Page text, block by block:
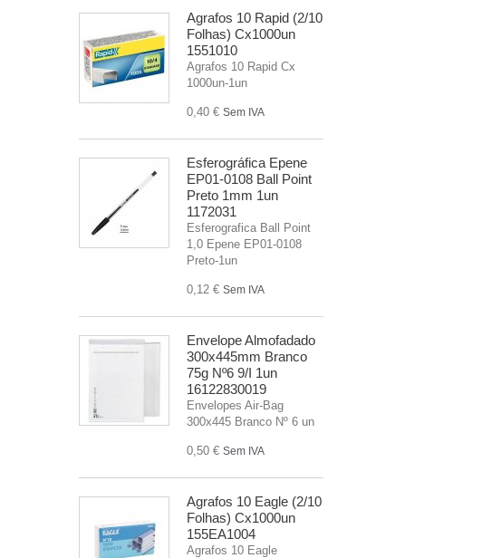
Agrafos 10 Rapid (2/10
Folhas) Cx1000un
1551010
Agrafos 10 Rapid Cx
1000un-1un
0,40 € Sem IVA
Esferográfica Epene
EP01-0108 Ball Point
Preto 1mm 1un
1172031
Esferografica Ball Point
1,0 Epene EP01-0108
Preto-1un
0,12 € Sem IVA
Envelope Almofadado
300x445mm Branco
75g Nº6 9/I 1un
16122830019
Envelopes Air-Bag
300x445 Branco Nº 6 un
0,50 € Sem IVA
Agrafos 10 Eagle (2/10
Folhas) Cx1000un
155EA1004
Agrafos 10 Eagle